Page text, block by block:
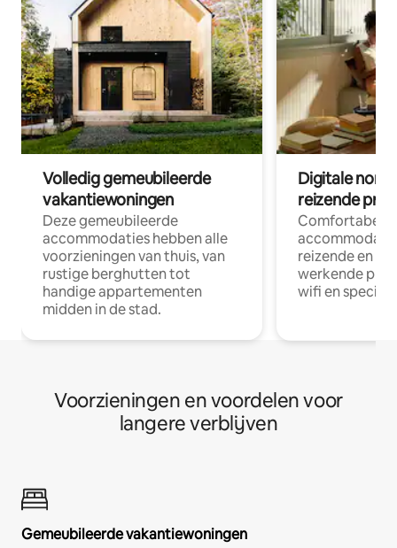
Volledig gemeubileerde
vakantiewoningen
Deze gemeubileerde
accommodaties hebben alle
voorzieningen van thuis, van
rustige berghutten tot
handige appartementen
midden in de stad.
Digitale
reizende
Comfortabele
reizende en
werkende
wifi en
Voorzieningen en voordelen voor
langere verblijven
Gemeubileerde vakantiewoningen